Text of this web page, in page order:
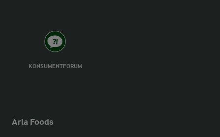
KONSUMENTFORUM
Arla Foods